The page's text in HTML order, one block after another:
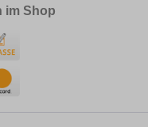
im Shop